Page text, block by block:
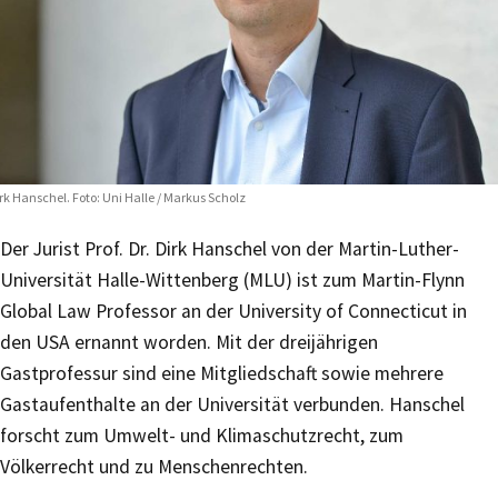
Hanschel. Foto: Uni Halle / Markus Scholz
Der Jurist Prof. Dr. Dirk Hanschel von der Martin-Luther-
Universität Halle-Wittenberg (MLU) ist zum Martin-Flynn
Global Law Professor an der University of Connecticut in
den USA ernannt worden. Mit der dreijährigen
Gastprofessur sind eine Mitgliedschaft sowie mehrere
Gastaufenthalte an der Universität verbunden. Hanschel
forscht zum Umwelt- und Klimaschutzrecht, zum
Völkerrecht und zu Menschenrechten.